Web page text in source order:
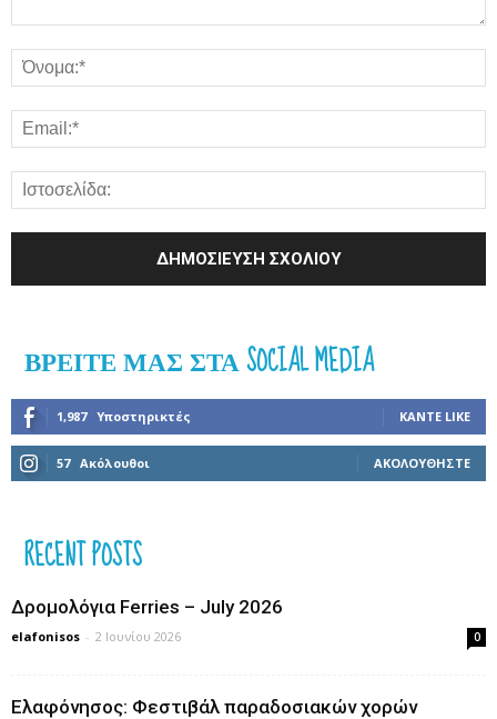
ΒΡΕΊΤΕ ΜΑΣ ΣΤΑ SOCIAL MEDIA
1,987 Υποστηρικτές ΚΆΝΤΕ LIKE
57 Ακόλουθοι ΑΚΟΛΟΥΘΉΣΤΕ
RECENT POSTS
Δρομολόγια Ferries – July 2026
elafonisos - 2 Ιουνίου 2026 0
Ελαφόνησος: Φεστιβάλ παραδοσιακών χορών